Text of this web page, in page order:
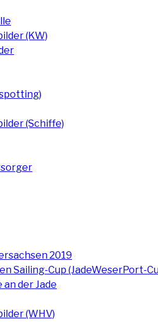
(KW)
(Schiffe)
2019
Sailing-Cup (JadeWeserPort-
der Jade
(WHV)